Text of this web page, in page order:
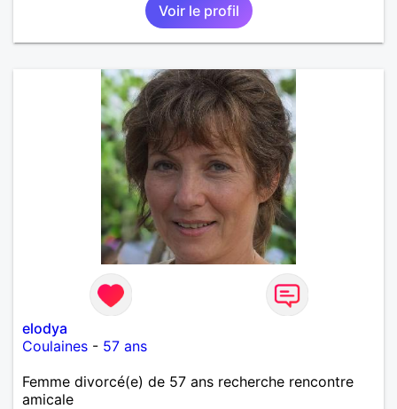
Voir le profil
elodya
Coulaines - 57 ans
Femme divorcé(e) de 57 ans recherche rencontre
amicale